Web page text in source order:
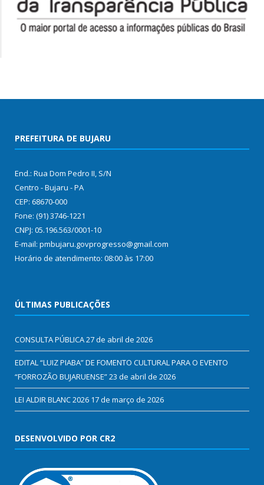
PREFEITURA DE BUJARU
End.: Rua Dom Pedro II, S/N
Centro - Bujaru - PA
CEP: 68670-000
Fone: (91) 3746-1221
CNPJ: 05.196.563/0001-10
E-mail: pmbujaru.govprogresso@gmail.com
Horário de atendimento: 08:00 às 17:00
ÚLTIMAS PUBLICAÇÕES
CONSULTA PÚBLICA27 de abril de 2026
EDITAL “LUIZ PIABA” DE FOMENTO CULTURAL PARA O EVENTO
“FORROZÃO BUJARUENSE”23 de abril de 2026
LEI ALDIR BLANC 2026 17 de março de 2026
DESENVOLVIDO POR CR2